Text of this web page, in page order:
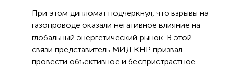
При этом дипломат подчеркнул, что взрывы на
газопроводе оказали негативное влияние на
глобальный энергетический рынок. В этой
связи представитель МИД КНР призвал
провести объективное и беспристрастное